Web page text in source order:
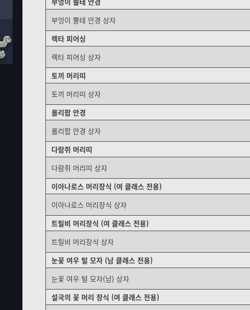
부엉이 뿔테 안경 상자
렉타 피어싱
렉타 피어싱 상자
토끼 머리띠
토끼 머리띠 상자
롤리팝 안경
롤리팝 안경 상자
다람쥐 머리띠
다람쥐 머리띠 상자
이아나로스 머리장식 (여 클래스 전용)
이아나로스 머리장식 상자
트릴비 머리장식 (여 클래스 전용)
트릴비 머리장식 상자
눈꽃 여우 털 모자 (남 클래스 전용)
눈꽃 여우 털 모자(남) 상자
설국의 꽃 머리 장식 (여 클래스 전용)